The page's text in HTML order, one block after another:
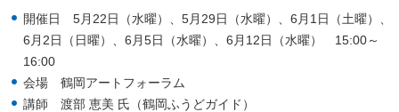
開催日 5月22日（水曜）、5月29日（水曜）、6月1日（土曜）、
6月2日（日曜）、6月5日（水曜）、6月12日（水曜） 15:00～
16:00
会場 鶴岡アートフォーラム
講師 渡部 恵美 氏（鶴岡ふうどガイド）